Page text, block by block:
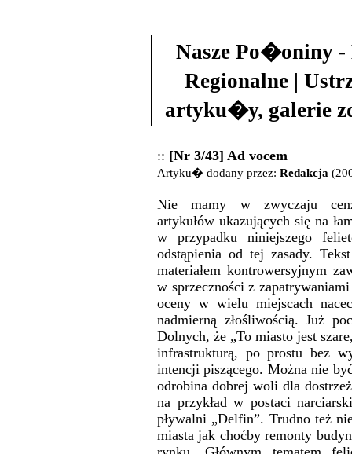
Nasze Po�oniny -
Regionalne |
artyku�y, galerie
:: [Nr 3/43] Ad vocem
Artyku� dodany przez: Redakcja
Nie mamy w zwyczaju
artykułów ukazujących się na
w przypadku niniejszego
odstąpienia od tej zasady.
materiałem kontrowersyjnym
w sprzeczności z
oceny w wielu miejscach
nadmierną złośliwością. Już
Dolnych, że „To miasto jest
infrastrukturą, po prostu bez
intencji piszącego. Można nie
odrobina dobrej woli dla
na przykład w postaci
pływalni „Delfin”. Trudno też
miasta jak choćby remonty